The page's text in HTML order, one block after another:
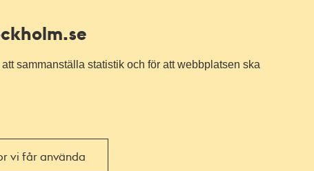
sammanställa statistik och för att webbplatsen ska
vi får använda